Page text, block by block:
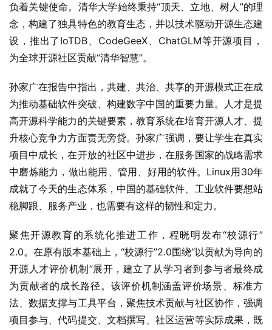
负着关键使命。清华大学始终秉持“顶天、立地、树人”的理
念，构建了独具特色的教育生态，并以技术驱动开源生态建
设，推出了IoTDB、CodeGeeX、ChatGLM等开源项目，
为全球开源社区贡献“清华智慧”。
孙家广在报告中指出，共建、共治、共享的开源模式正在成
为推动基础软件突破、构建数字中国的重要力量。人才是提
高开源科学能力的关键要素，教育系统在培育开源人才、提
升核心竞争力方面责无旁贷。孙家广强调，要让学生在真实
项目中成长，在开放的社区中进步，在服务国家的战略需求
中磨炼能力，做出能用、管用、好用的软件。Linux用30年
成就了今天的生态体系，中国的基础软件、工业软件要想站
稳脚跟、服务产业，也需要有这样的韧性和定力。
聚焦开源教育的系统化推进工作，程晓明发布“校源行”
2.0。在原有版本基础上，“校源行”2.0围绕“以贡献为导向的
开源人才评价机制”展开，建立了从学习者到参与者最终成
为贡献者的成长路径。该评价机制涵盖评价场景、标准方
法、数据支撑与工具平台，聚焦技术贡献与社区协作，强调
项目参与、代码提交、文档撰写、社区运营等实际成果，既